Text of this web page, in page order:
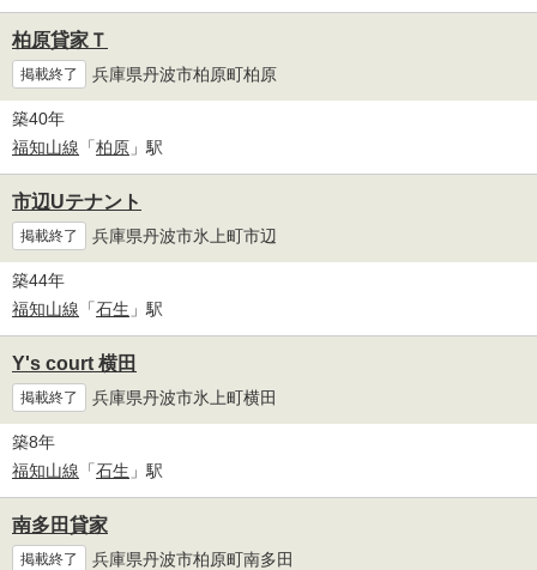
柏原貸家Ｔ
掲載終了 兵庫県丹波市柏原町柏原
築40年
福知山線 「柏原 」駅
市辺Uテナント
掲載終了 兵庫県丹波市氷上町市辺
築44年
福知山線 「石生 」駅
Y's court 横田
掲載終了 兵庫県丹波市氷上町横田
築8年
福知山線 「石生 」駅
南多田貸家
掲載終了 兵庫県丹波市柏原町南多田